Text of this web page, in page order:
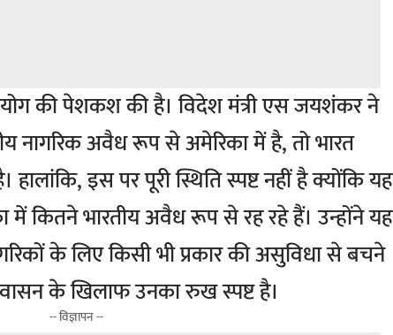
की पेशकश की है। विदेश मंत्री एस जयशंकर ने
नागरिक अवैध रूप से अमेरिका में है, तो भारत
इस पर पूरी स्थिति स्पष्ट नहीं है क्योंकि यह
कितने भारतीय अवैध रूप से रह रहे हैं। उन्होंने यह
के लिए किसी भी प्रकार की असुविधा से बचने
के खिलाफ उनका रुख स्पष्ट है।
-- विज्ञापन --